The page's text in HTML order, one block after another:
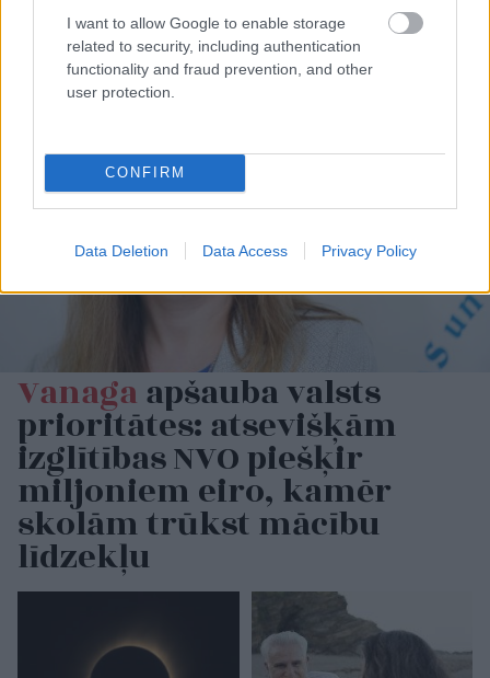
I want to allow Google to enable storage
related to security, including authentication
functionality and fraud prevention, and other
user protection.
CONFIRM
Data Deletion Data Access Privacy Policy
reizes palielināt bērna
piedzimšanas pabalstu
Vanagaapšauba valsts
prioritātes: atsevišķām
izglītības NVO piešķir
miljoniem eiro, kamēr
skolām trūkst mācību
līdzekļu